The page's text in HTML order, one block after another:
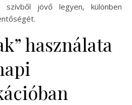
szívből jövő legyen, különben
használata